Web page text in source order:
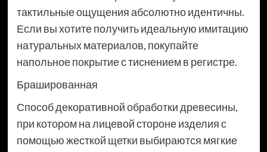
тактильные ощущения абсолютно идентичны.
Если вы хотите получить идеальную имитацию
натуральных материалов, покупайте
напольное покрытие с тиснением в регистре.
Брашированная
Способ декоративной обработки древесины,
при котором на лицевой стороне изделия с
помощью жесткой щетки выбираются мягкие